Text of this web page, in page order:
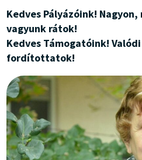
Kedves Pályázóink!
vagyunk rátok!
Kedves Támogatóink!
fordítottatok!